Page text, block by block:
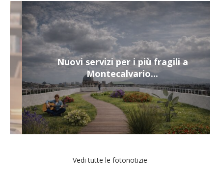
Nuovi servizi per i più fragili a
Montecalvario...
Vedi tutte le fotonotizie